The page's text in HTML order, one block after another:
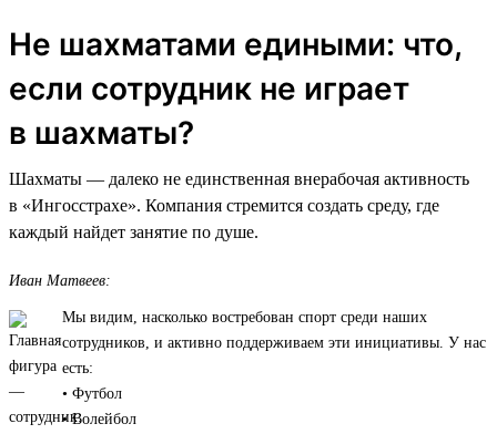
Не шахматами едиными: что,
если сотрудник не играет
в шахматы?
Шахматы — далеко не единственная внерабочая активность
в «Ингосстрахе». Компания стремится создать среду, где
каждый найдет занятие по душе.
Иван Матвеев:
Мы видим, насколько востребован спорт среди наших
сотрудников, и активно поддерживаем эти инициативы. У нас
есть:
• Футбол
• Волейбол